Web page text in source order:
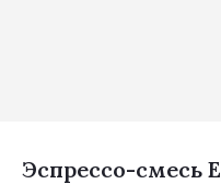
Эспрессо-смесь